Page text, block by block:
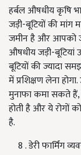
हर्बल औषधीय कृषि
जड़ी-बूटियों की मांग
जमीन है और आपको
औषधीय जड़ी-
बूटियों की ज्यादा
में प्रशिक्षण लेना
मुनाफा कमा सकते हैं,
होती है और ये रोगों
है.
8 . डेरी फार्मिंग